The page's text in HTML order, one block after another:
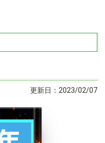
更新日：2023/02/07